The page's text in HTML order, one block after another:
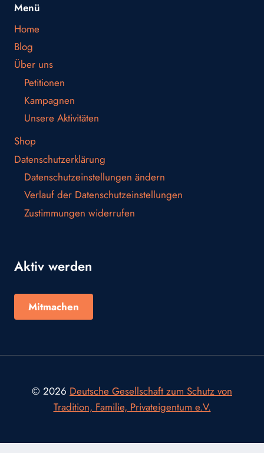
Menü
Home
Blog
Über uns
Petitionen
Kampagnen
Unsere Aktivitäten
Shop
Datenschutzerklärung
Datenschutzeinstellungen ändern
Verlauf der Datenschutzeinstellungen
Zustimmungen widerrufen
Aktiv werden
Mitmachen
© 2026 Deutsche Gesellschaft zum Schutz von
Tradition, Familie, Privateigentum e.V.